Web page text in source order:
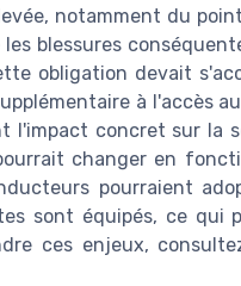
notamment du
blessures
obligation devait
à l'accès
l'impact concret sur la
changer en
pourraient
sont équipés, ce qui
ces enjeux,